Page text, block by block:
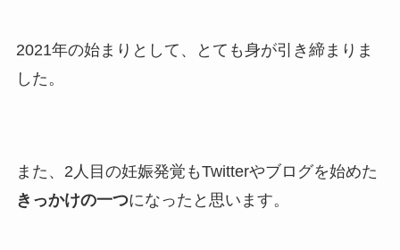
2021年の始まりとして、とても身が引き締まりま
した。
また、2人目の妊娠発覚もTwitterやブログを始めた
きっかけの一つになったと思います。